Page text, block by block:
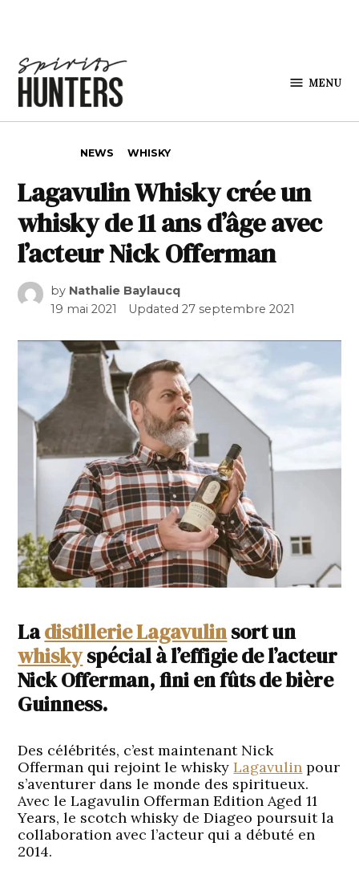
MENU
NEWS WHISKY
Lagavulin Whisky crée un
whisky de 11 ans d’âge avec
l’acteur Nick Offerman
by Nathalie Baylaucq
19 mai 2021
Updated27 septembre 2021
Ladistillerie Lagavulinsort un
whiskyspécial à l’effigie de l’acteur
Nick Offerman, fini en fûts de bière
Guinness.
Des célébrités, c’est maintenant Nick
Offerman qui rejoint le whiskyLagavulin pour
s’aventurer dans le monde des spiritueux.
Avec le Lagavulin Offerman Edition Aged 11
Years, le scotch whisky de Diageo poursuit la
collaboration avec l’acteur qui a débuté en
2014.